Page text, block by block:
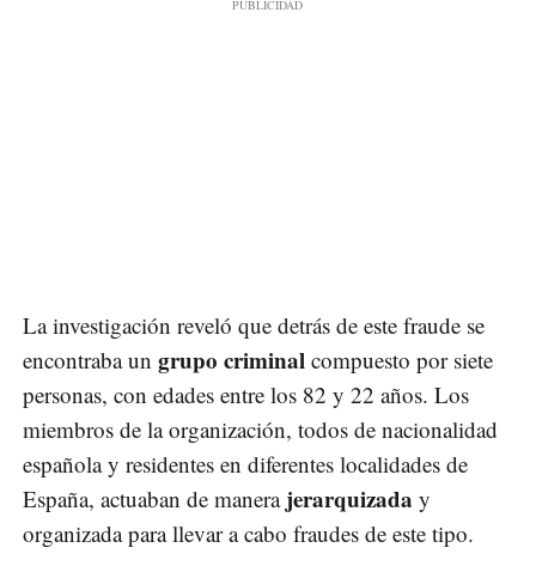
La investigación reveló que detrás de este fraude se
encontraba un grupo criminal compuesto por siete
personas, con edades entre los 82 y 22 años. Los
miembros de la organización, todos de nacionalidad
española y residentes en diferentes localidades de
España, actuaban de manera jerarquizada y
organizada para llevar a cabo fraudes de este tipo.